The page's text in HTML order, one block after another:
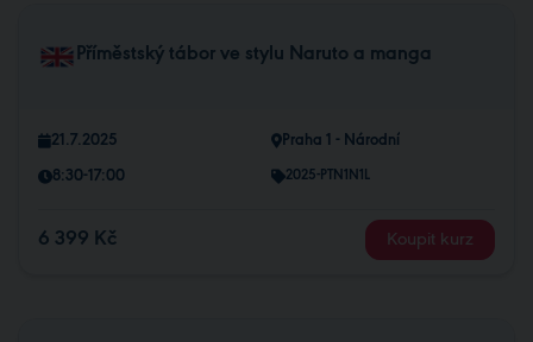
Příměstský tábor ve stylu Naruto a manga
21.7.2025 Praha 1 - Národní
8:30-17:00 2025-PTN1N1L
6 399 Kč Koupit kurz